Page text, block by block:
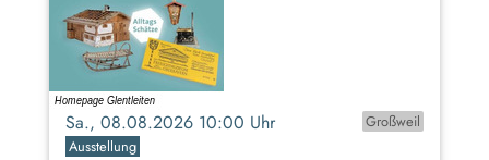
Sa., 08.08.2026 10:00 Uhr
Großweil
Ausstellung